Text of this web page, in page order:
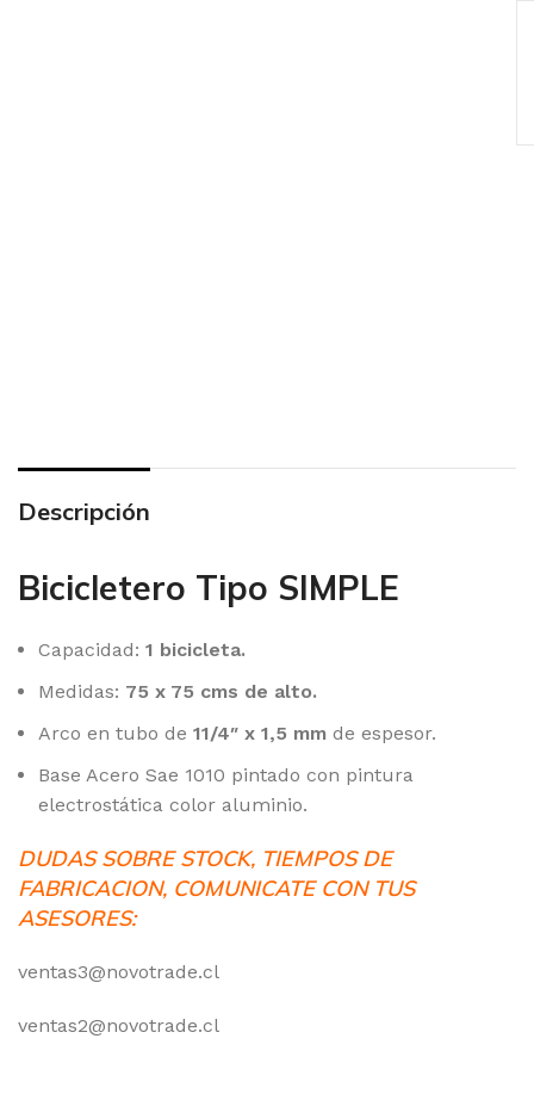
Descripción
Bicicletero Tipo SIMPLE
Capacidad: 1 bicicleta.
Medidas: 75 x 75 cms de alto.
Arco en tubo de 11/4″ x 1,5 mm de espesor.
Base Acero Sae 1010 pintado con pintura
electrostática color aluminio.
DUDAS SOBRE STOCK, TIEMPOS DE
FABRICACION, COMUNICATE CON TUS
ASESORES:
ventas3@novotrade.cl
ventas2@novotrade.cl